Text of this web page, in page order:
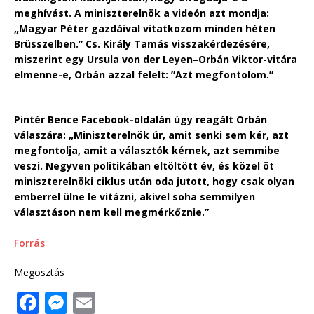
meghívást. A miniszterelnök a videón azt mondja:
„Magyar Péter gazdáival vitatkozom minden héten
Brüsszelben.” Cs. Király Tamás visszakérdezésére,
miszerint egy Ursula von der Leyen–Orbán Viktor-vitára
elmenne-e, Orbán azzal felelt: ”Azt megfontolom.”
Pintér Bence Facebook-oldalán úgy reagált Orbán
válaszára: „Miniszterelnök úr, amit senki sem kér, azt
megfontolja, amit a választók kérnek, azt semmibe
veszi. Negyven politikában eltöltött év, és közel öt
miniszterelnöki ciklus után oda jutott, hogy csak olyan
emberrel ülne le vitázni, akivel soha semmilyen
választáson nem kell megmérkőznie.”
Forrás
Megosztás
F M